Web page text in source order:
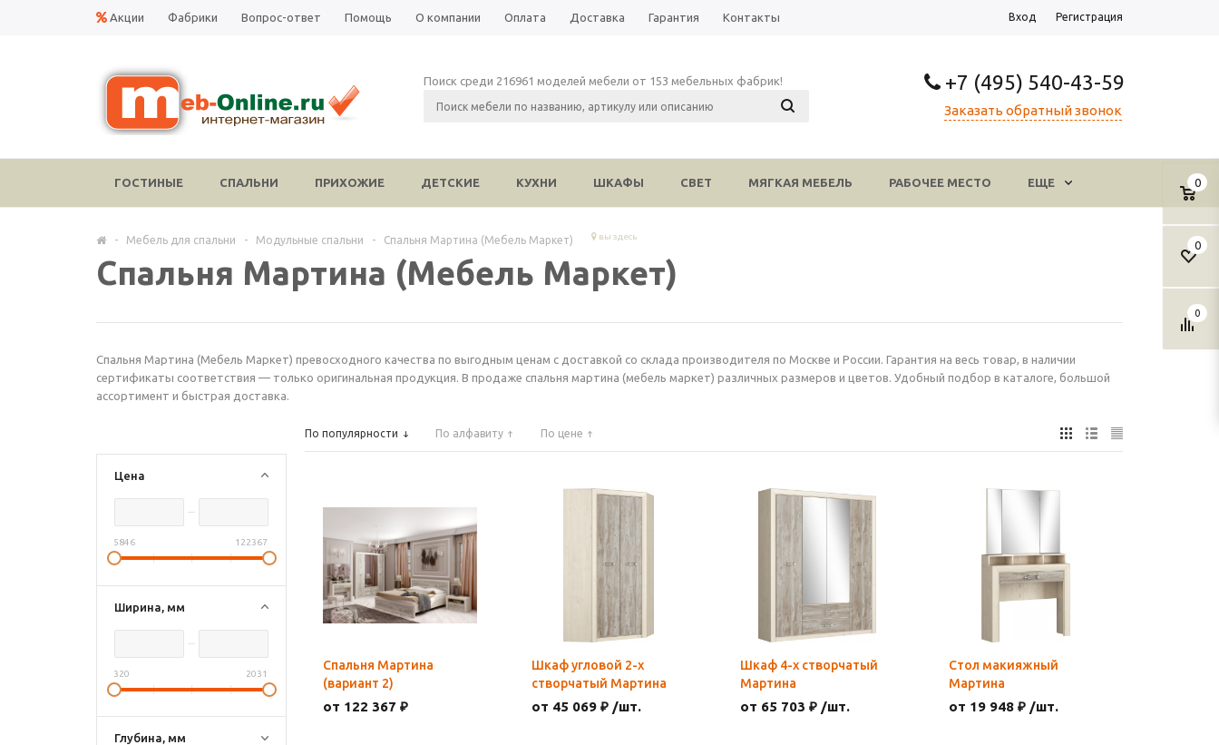
Акции Фабрики Вопрос-ответ Помощь О компании Оплата Доставка Гарантия Контакты Вход Регистрация
+7 (495) 540-43-59
Заказать обратный звонок
Поиск среди 216961 моделей мебели от 153 мебельных фабрик!
0
0
0
ГОСТИНЫЕ СПАЛЬНИ ПРИХОЖИЕ ДЕТСКИЕ КУХНИ ШКАФЫ СВЕТ МЯГКАЯ МЕБЕЛЬ РАБОЧЕЕ МЕСТО ЕЩЕ
- Мебель для спальни - Модульные спальни - Спальня Мартина (Мебель Маркет) вы здесь
Спальня Мартина (Мебель Маркет)
Спальня Мартина (Мебель Маркет) превосходного качества по выгодным ценам с доставкой со склада производителя по Москве и России. Гарантия на весь товар, в наличии
сертификаты соответствия — только оригинальная продукция. В продаже спальня мартина (мебель маркет) различных размеров и цветов. Удобный подбор в каталоге, большой
ассортимент и быстрая доставка.
Цена
5846 122367
Ширина, мм
320 2031
Глубина, мм
По популярности По алфавиту По цене
Спальня Мартина
(вариант 2)
от 122 367 ₽
Шкаф угловой 2-х
створчатый Мартина
от 45 069 ₽ /шт.
Шкаф 4-х створчатый
Мартина
от 65 703 ₽ /шт.
Стол макияжный
Мартина
от 19 948 ₽ /шт.